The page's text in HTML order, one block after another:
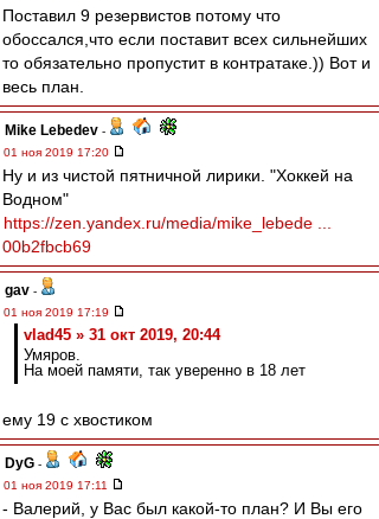
Поставил 9 резервистов потому что
обоссался,что если поставит всех сильнейших
то обязательно пропустит в контратаке.)) Вот и
весь план.
Mike Lebedev -
01 ноя 2019 17:20
Ну и из чистой пятничной лирики. "Хоккей на
Водном"
https://zen.yandex.ru/media/mike_lebede ...
00b2fbcb69
gav -
01 ноя 2019 17:19
vlad45 » 31 окт 2019, 20:44
Умяров.
На моей памяти, так уверенно в 18 лет
ему 19 с хвостиком
DyG -
01 ноя 2019 17:11
- Валерий, у Вас был какой-то план? И Вы его